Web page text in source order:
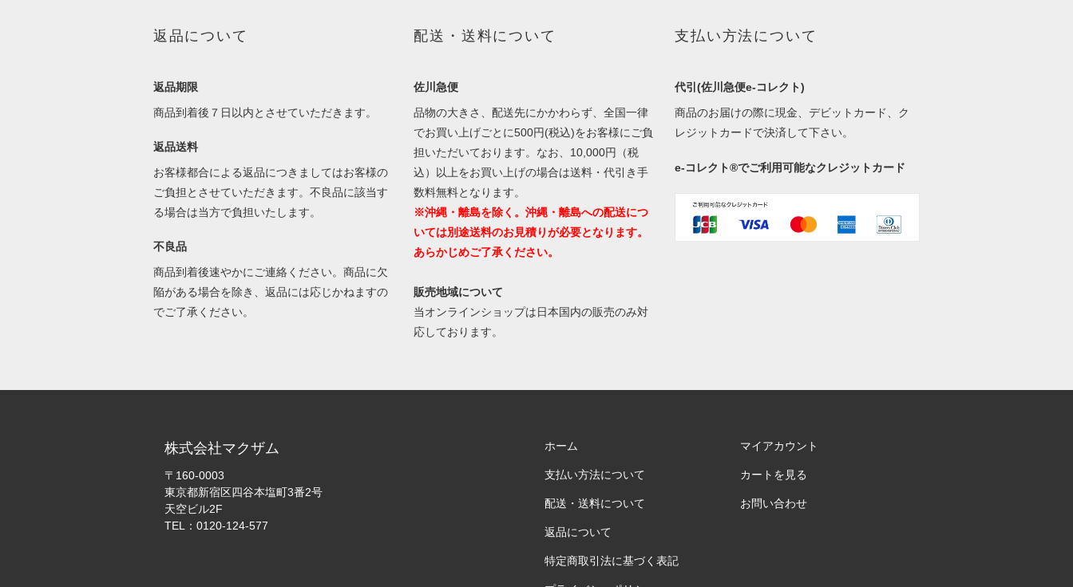
返品について
返品期限
商品到着後７日以内とさせていただきます。
返品送料
お客様都合による返品につきましてはお客様の
ご負担とさせていただきます。不良品に該当す
る場合は当方で負担いたします。
不良品
商品到着後速やかにご連絡ください。商品に欠
陥がある場合を除き、返品には応じかねますの
でご了承ください。
配送・送料について
佐川急便
品物の大きさ、配送先にかかわらず、全国一律
でお買い上げごとに500円(税込)をお客様にご負
担いただいております。なお、10,000円（税
込）以上をお買い上げの場合は送料・代引き手
数料無料となります。
※沖縄・離島を除く。沖縄・離島への配送につ
いては別途送料のお見積りが必要となります。
あらかじめご了承ください。
販売地域について
当オンラインショップは日本国内の販売のみ対
応しております。
支払い方法について
代引(佐川急便e-コレクト)
商品のお届けの際に現金、デビットカード、ク
レジットカードで決済して下さい。
e-コレクト®でご利用可能なクレジットカード
株式会社マクザム
〒160-0003
東京都新宿区四谷本塩町3番2号
天空ビル2F
TEL：0120-124-577
ホーム
支払い方法について
配送・送料について
返品について
特定商取引法に基づく表記
マイアカウント
カートを見る
お問い合わせ